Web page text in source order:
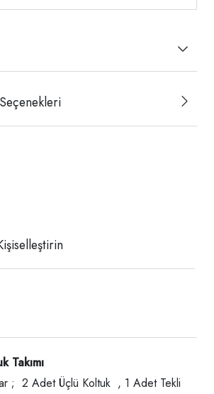
Takımı
; 2 Adet Üçlü Koltuk , 1 Adet Tekli